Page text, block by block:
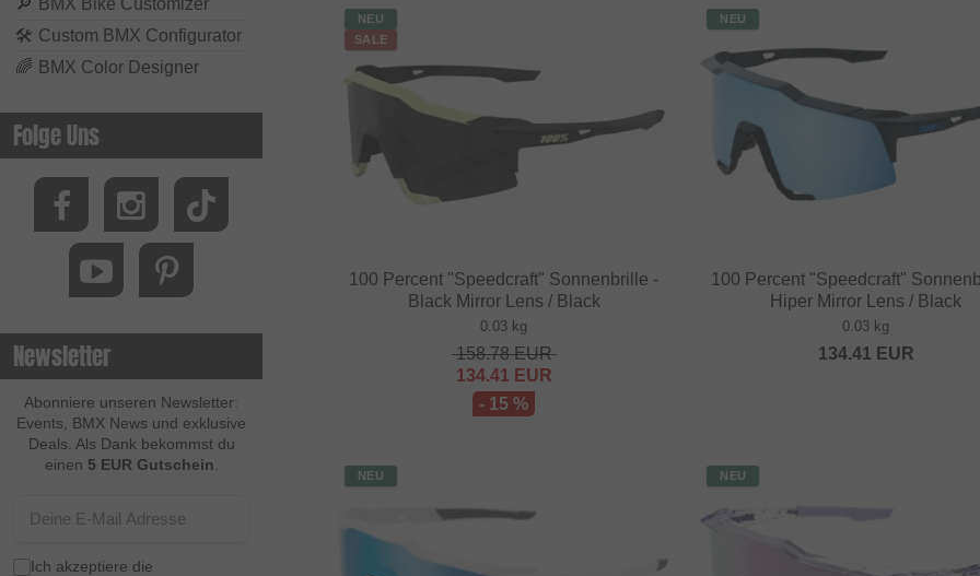
🔎 BMX Bike Customizer
🛠 Custom BMX Configurator
🌈 BMX Color Designer
Folge Uns
Newsletter
Abonniere unseren Newsletter:
Events, BMX News und exklusive
Deals. Als Dank bekommst du
einen 5 EUR Gutschein
Ich akzeptiere die
NEU
SALE
100 Percent "Speedcraft" Sonnenbrille -
Black Mirror Lens / Black
0.03 kg
158.78EUR
134.41 EUR
- 15 %
NEU
100 Percent "Speedcraft"
Hiper Mirror Lens / Black
0.03 kg
134.41 EUR
NEU NEU